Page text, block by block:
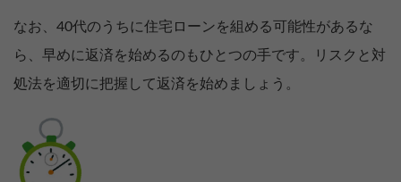
なお、40代のうちに住宅ローンを組める可能性があるな
ら、早めに返済を始めるのもひとつの手です。リスクと対
処法を適切に把握して返済を始めましょう。